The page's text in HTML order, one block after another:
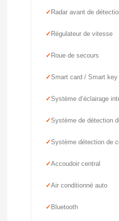
Radar avant de
Régulateur de vitesse
Roue de secours
Smart card / Smart key
Système d’éclairage
Système de détection
Système détection de
Accoudoir central
Air conditionné auto
Bluetooth